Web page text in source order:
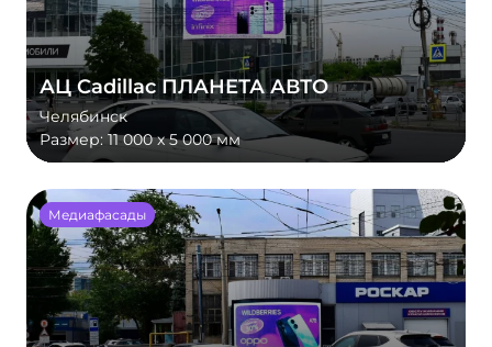
АЦ Cadillac ПЛАНЕТА АВТО
Челябинск
Размер: 11 000 x 5 000 мм
Медиафасады